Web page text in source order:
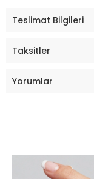
Teslimat Bilgileri
Taksitler
Yorumlar